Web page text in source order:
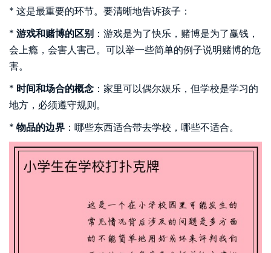
* 这是最重要的环节。要清晰地告诉孩子：
* 游戏和赌博的区别 ：游戏是为了快乐，赌博是为了赢钱，
会上瘾，会害人害己。可以举一些简单的例子说明赌博的危
害。
* 时间和场合的概念 ：家里可以偶尔娱乐，但学校是学习的
地方，必须遵守规则。
* 物品的边界 ：哪些东西适合带去学校，哪些不适合。